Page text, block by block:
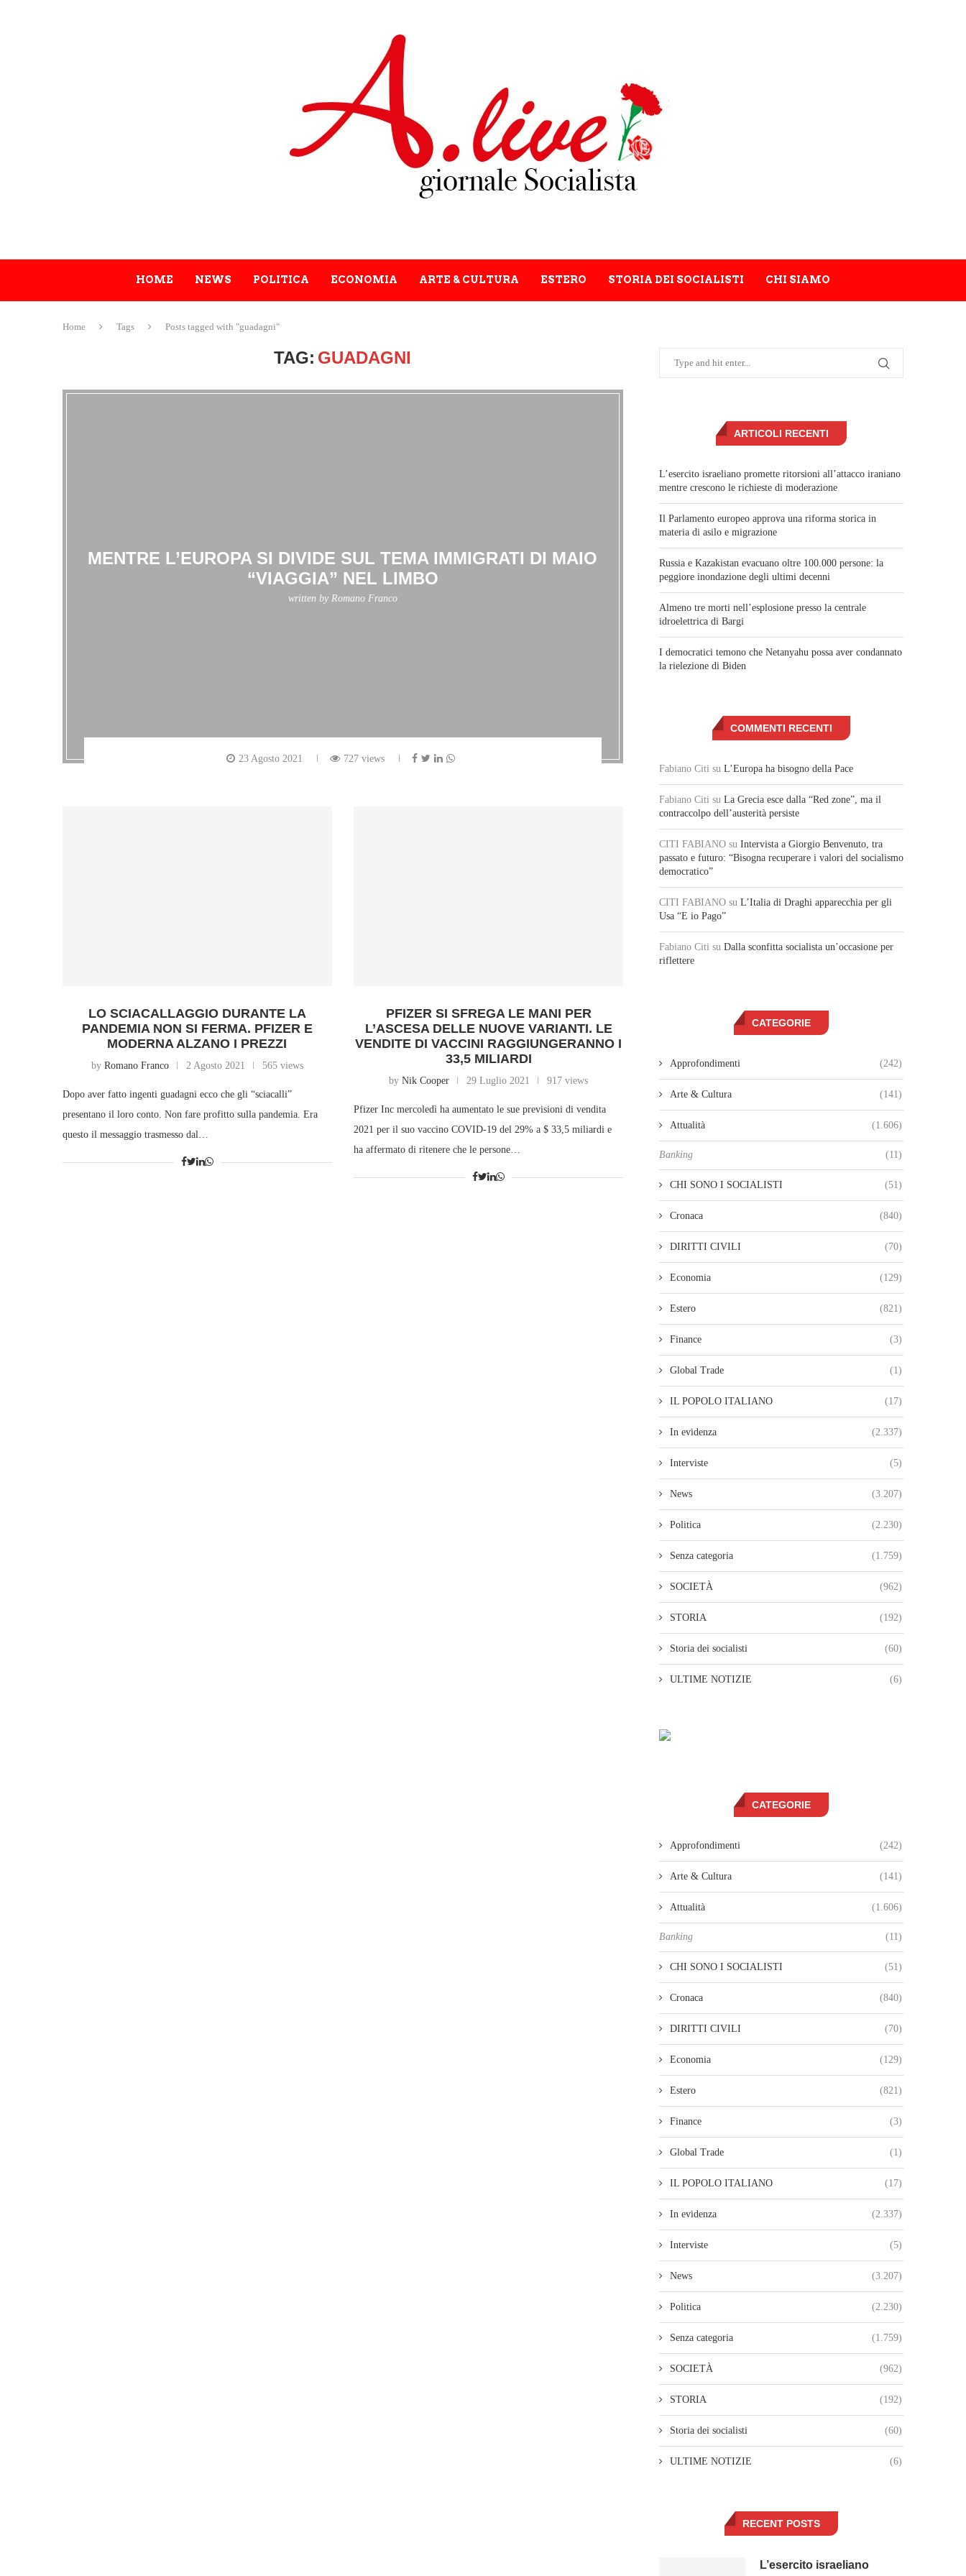
HOME NEWS POLITICA ECONOMIA ARTE & CULTURA ESTERO STORIA DEI SOCIALISTI CHI SIAMO
Home Tags Posts tagged with "guadagni"
TAG: GUADAGNI
MENTRE L’EUROPA SI DIVIDE SUL TEMA IMMIGRATI DI MAIO
“VIAGGIA” NEL LIMBO
written by Romano Franco
23 Agosto 2021 727 views
LO SCIACALLAGGIO DURANTE LA
PANDEMIA NON SI FERMA. PFIZER E
MODERNA ALZANO I PREZZI
by Romano Franco 2 Agosto 2021 565 views
Dopo aver fatto ingenti guadagni ecco che gli “sciacalli”
presentano il loro conto. Non fare profitto sulla pandemia. Era
questo il messaggio trasmesso dal…
PFIZER SI SFREGA LE MANI PER
L’ASCESA DELLE NUOVE VARIANTI. LE
VENDITE DI VACCINI RAGGIUNGERANNO I
33,5 MILIARDI
byNik Cooper 29 Luglio 2021 917 views
Pfizer Inc mercoledì ha aumentato le sue previsioni di vendita
2021 per il suo vaccino COVID-19 del 29% a $ 33,5 miliardi e
ha affermato di ritenere che le persone…
ARTICOLI RECENTI
L’esercito israeliano promette ritorsioni all’attacco iraniano
mentre crescono le richieste di moderazione
Il Parlamento europeo approva una riforma storica in
materia di asilo e migrazione
Russia e Kazakistan evacuano oltre 100.000 persone: la
peggiore inondazione degli ultimi decenni
Almeno tre morti nell’esplosione presso la centrale
idroelettrica di Bargi
I democratici temono che Netanyahu possa aver condannato
la rielezione di Biden
COMMENTI RECENTI
Fabiano Citi su L’Europa ha bisogno della Pace
Fabiano Citi su La Grecia esce dalla “Red zone”, ma il
contraccolpo dell’austerità persiste
CITI FABIANO su Intervista a Giorgio Benvenuto, tra
passato e futuro: “Bisogna recuperare i valori del socialismo
democratico”
CITI FABIANO su L’Italia di Draghi apparecchia per gli
Usa “E io Pago”
Fabiano Citi su Dalla sconfitta socialista un’occasione per
riflettere
CATEGORIE
Approfondimenti (242)
Arte & Cultura (141)
Attualità (1.606)
Banking (11)
CHI SONO I SOCIALISTI (51)
Cronaca (840)
DIRITTI CIVILI (70)
Economia (129)
Estero (821)
Finance (3)
Global Trade (1)
IL POPOLO ITALIANO (17)
In evidenza (2.337)
Interviste (5)
News (3.207)
Politica (2.230)
Senza categoria (1.759)
SOCIETÀ (962)
STORIA (192)
Storia dei socialisti (60)
ULTIME NOTIZIE (6)
CATEGORIE
Approfondimenti (242)
Arte & Cultura (141)
Attualità (1.606)
Banking (11)
CHI SONO I SOCIALISTI (51)
Cronaca (840)
DIRITTI CIVILI (70)
Economia (129)
Estero (821)
Finance (3)
Global Trade (1)
IL POPOLO ITALIANO (17)
In evidenza (2.337)
Interviste (5)
News (3.207)
Politica (2.230)
Senza categoria (1.759)
SOCIETÀ (962)
STORIA (192)
Storia dei socialisti (60)
ULTIME NOTIZIE (6)
RECENT POSTS
L’esercito israeliano